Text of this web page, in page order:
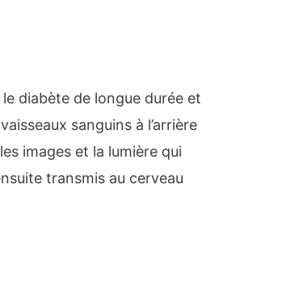
diabète de longue durée et
sanguins à l’arrière
images et la lumière qui
transmis au cerveau